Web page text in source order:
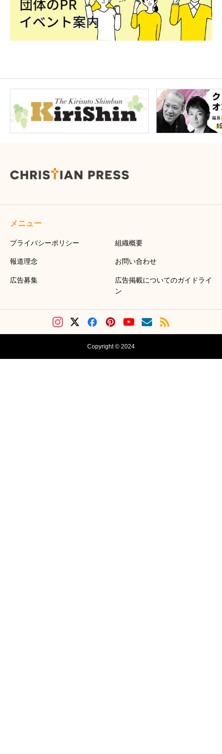
メニュー
プライバシーポリシー 組織概要
報道理念 お問い合わせ
広告募集
広告掲載についてのガイドライ
ン
Copyright © 2024